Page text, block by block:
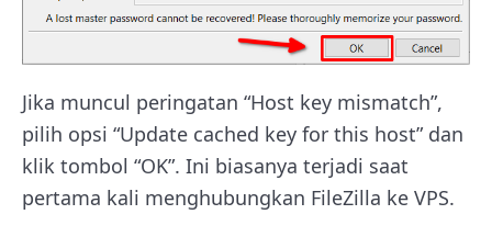
Jika muncul peringatan “Host key mismatch”,
pilih opsi “Update cached key for this host” dan
klik tombol “OK”. Ini biasanya terjadi saat
pertama kali menghubungkan FileZilla ke VPS.